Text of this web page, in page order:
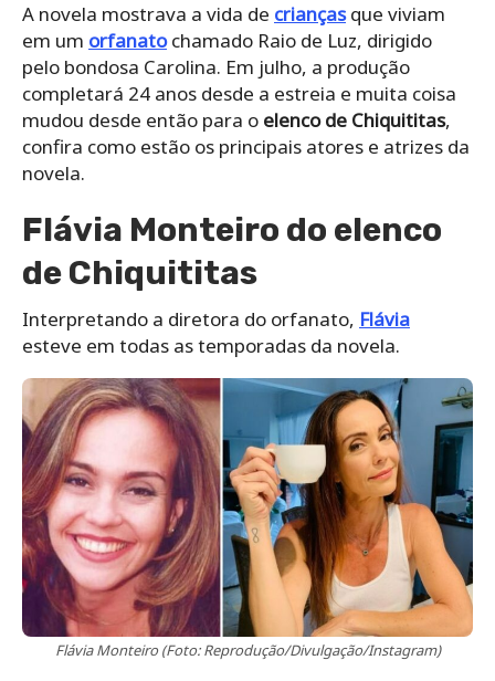
A novela mostrava a vida de criançasque viviam
em um orfanatochamado Raio de Luz, dirigido
pelo bondosa Carolina. Em julho, a produção
completará 24 anos desde a estreia e muita coisa
mudou desde então para o elenco de Chiquititas,
confira como estão os principais atores e atrizes da
novela.
Flávia Monteiro do elenco
de Chiquititas
Interpretando a diretora do orfanato, Flávia
esteve em todas as temporadas da novela.
Flávia Monteiro (Foto: Reprodução/Divulgação/Instagram)